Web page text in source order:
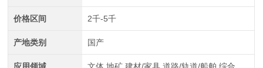
价格区间 2千-5千
产地类别 国产